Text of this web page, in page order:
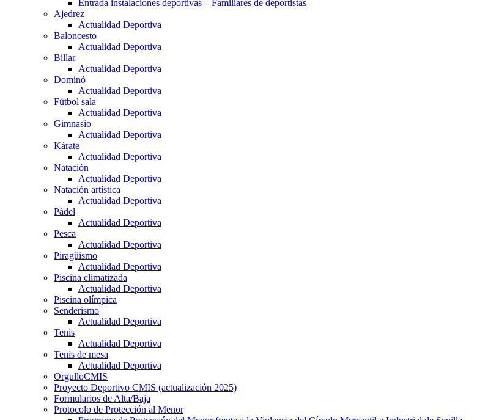
Entrada instalaciones deportivas – Familiares de deportistas
Ajedrez
Actualidad Deportiva
Baloncesto
Actualidad Deportiva
Billar
Actualidad Deportiva
Dominó
Actualidad Deportiva
Fútbol sala
Actualidad Deportiva
Gimnasio
Actualidad Deportiva
Kárate
Actualidad Deportiva
Natación
Actualidad Deportiva
Natación artística
Actualidad Deportiva
Pádel
Actualidad Deportiva
Pesca
Actualidad Deportiva
Piragüismo
Actualidad Deportiva
Piscina climatizada
Actualidad Deportiva
Piscina olímpica
Senderismo
Actualidad Deportiva
Tenis
Actualidad Deportiva
Tenis de mesa
Actualidad Deportiva
OrgulloCMIS
Proyecto Deportivo CMIS (actualización 2025)
Formularios de Alta/Baja
Protocolo de Protección al Menor